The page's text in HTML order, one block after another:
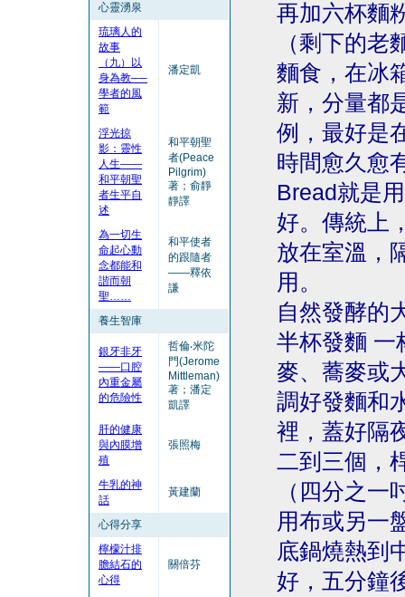
心靈湧泉
琉璃人的
故事
（九）以
身為教──
學者的風
範
潘定凱
浮光掠
影：靈性
人生——
和平朝聖
者生平自
述
和平朝聖
者(Peace
Pilgrim)
著；俞靜
靜譯
為一切生
命起心動
念都能和
諧而朝
聖……
和平使者
的跟隨者
——釋依
謙
養生智庫
銀牙非牙
——口腔
內重金屬
的危險性
哲倫‧米陀
門(Jerome
Mittleman)
著；潘定
凱譯
肝的健康
與內膜增
殖
張照梅
牛乳的神
話
黃建蘭
心得分享
檸檬汁排
膽結石的
心得
關倍芬
再加六杯麵
（剩下的
麵食，在冰
新，分量都
例，最好是
時間愈久愈
Bread就是
好。傳統上
放在室溫，
用。
自然發酵的
半杯發麵 一
麥、蕎麥或
調好發麵和
裡，蓋好隔
二到三個，
（四分之
用布或另一
底鍋燒熱到
好，五分鐘